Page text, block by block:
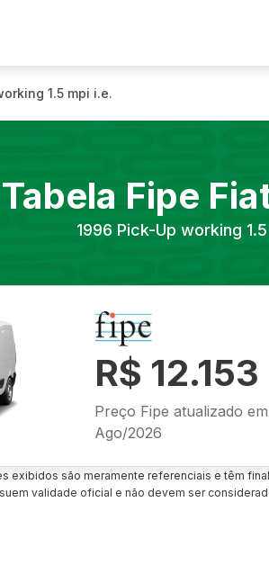
1.5 mpi i.e.
Tabela Fipe
1996 Pick-Up working
R$ 12.153
Preço Fipe atualizado em
Ago/2026
exibidos são meramente referenciais e têm
validade oficial e não devem ser